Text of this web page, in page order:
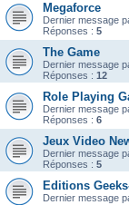
Megaforce
Dernier message
Réponses : 5
The Game
Dernier message
Réponses : 12
Role Playing
Dernier message
Réponses : 6
Jeux Video
Dernier message
Réponses : 5
Editions
Dernier message